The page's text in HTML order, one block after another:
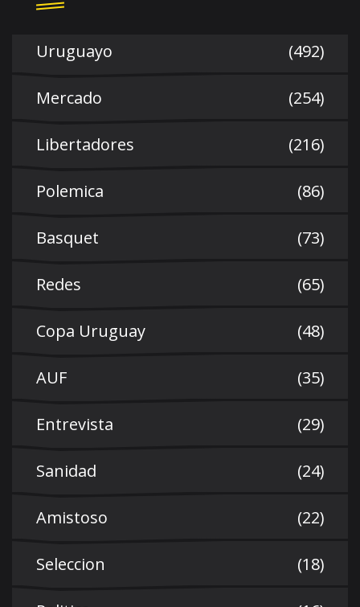
Uruguayo (492)
Mercado (254)
Libertadores (216)
Polemica (86)
Basquet (73)
Redes (65)
Copa Uruguay (48)
AUF (35)
Entrevista (29)
Sanidad (24)
Amistoso (22)
Seleccion (18)